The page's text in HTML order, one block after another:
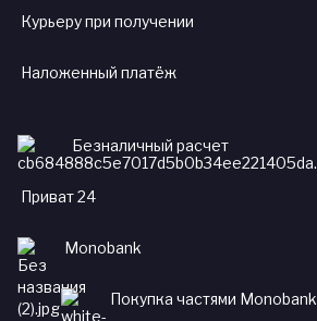
Курьеру при получении
Наложенный платёж
Безналичный расчет
Приват 24
Monobank
Покупка частями